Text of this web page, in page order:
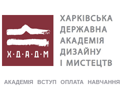
АКАДЕМІЯ ВСТУП ОПЛАТА НАВЧАННЯ